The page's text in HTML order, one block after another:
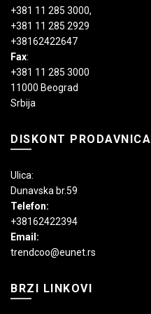
+381 11 285 3000,
+381 11 285 2929
+38162422647
Fax:
+381 11 285 3000
11000 Beograd
Srbija
DISKONT PRODAVNICA
Ulica:
Dunavska br.59
Telefon:
+38162422394
Email:
trendcoo@eunet.rs
BRZI LINKOVI